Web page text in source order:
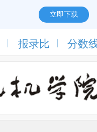
立即下载
报录比 分数